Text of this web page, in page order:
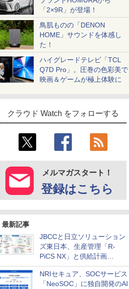
「2×9R」が登場！
鳥肌ものの「DENON
HOME」サウンドを体感し
た！
ハイグレードテレビ「TCL
Q7D Pro」。圧巻の色彩美で
映画＆ゲームが極上体験に
クラウド Watch をフォローする
メルマガスタート！
登録はこちら
最新記事
JBCCと日立ソリューション
ズ東日本、生産管理「R-
PiCS NX」と供給計画
「scSQUARE ISP」の連携サ
ービスを提供開始
NRIセキュア、SOCサービス
「NeoSOC」に独自開発のAI